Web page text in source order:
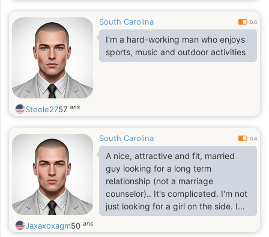
South Carolina 0.6
I'm a hard-working man who enjoys
sports, music and outdoor activities
Steele2757 ans
South Carolina 0.4
A nice, attractive and fit, married
guy looking for a long term
relationship (not a marriage
counselor).. It's complicated. I'm not
just looking for a girl on the side. I
would prefer a REAL connection built
from a friendship into a serious
Jaxaxoxagm50 ans